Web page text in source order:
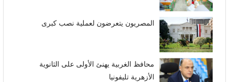
المصريون يتعرضون لعملية نصب كبرى
محافظ الغربية يهنئ الأولى على الثانوية
الأزهرية تليفونيا